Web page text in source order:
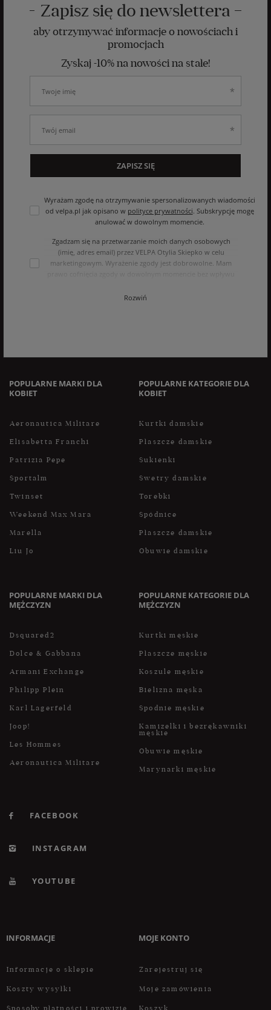
Zapisz się do newslettera
aby otrzymywać informacje o nowościach i
promocjach
Zyskaj -10% na nowości na stałe!
Wyrażam zgodę na otrzymywanie spersonalizowanych wiadomości
od velpa.pl jak opisano w polityce prywatności. Subskrypcję mogę
anulować w dowolnym momencie.
Zgadzam się na przetwarzanie moich danych osobowych
(imię, adres email) przez VELPA Otylia Skiepko w celu
marketingowym. Wyrażenie zgody jest dobrowolne. Mam
podstawie zgody przed jej cofnięciem. Mam prawo dostępu
Rozwiń
ZAPISZ SIĘ
POPULARNE MARKI DLA
KOBIET
Aeronautica Militare
Elisabetta Franchi
Patrizia Pepe
Sportalm
Twinset
Weekend Max Mara
Marella
Liu Jo
POPULARNE KATEGORIE DLA
KOBIET
Kurtki damskie
Płaszcze damskie
Sukienki
Swetry damskie
Torebki
Spódnice
Płaszcze damskie
Obuwie damskie
POPULARNE MARKI DLA
MĘŻCZYZN
Dsquared2
Dolce & Gabbana
Armani Exchange
Philipp Plein
Karl Lagerfeld
Joop!
Les Hommes
Aeronautica Militare
POPULARNE KATEGORIE DLA
MĘŻCZYZN
Kurtki męskie
Płaszcze męskie
Koszule męskie
Bielizna męska
Spodnie męskie
Kamizelki i bezrękawniki
męskie
Obuwie męskie
Marynarki męskie
FACEBOOK
INSTAGRAM
YOUTUBE
INFORMACJE
Informacje o sklepie
Koszty wysyłki
MOJE KONTO
Zarejestruj się
Moje zamówienia